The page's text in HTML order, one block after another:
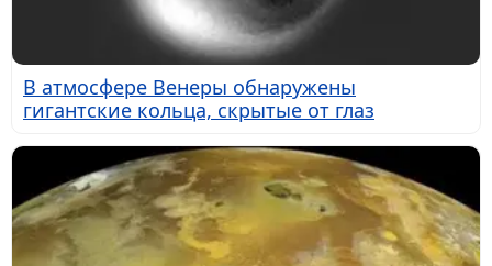
В атмосфере Венеры обнаружены
гигантские кольца, скрытые от глаз